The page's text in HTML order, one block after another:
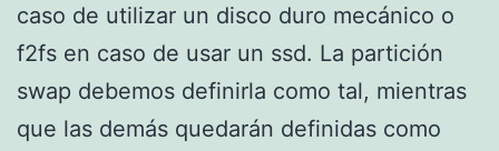
caso de utilizar un disco duro mecánico o
f2fs en caso de usar un ssd. La partición
swap debemos definirla como tal, mientras
que las demás quedarán definidas como